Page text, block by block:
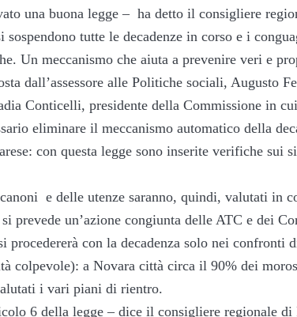
una buona legge – ha detto il consigliere
sospendono tutte le decadenze in corso e i
Un meccanismo che aiuta a prevenire veri e
dall’assessore alle Politiche sociali, Augusto
Conticelli, presidente della Commissione in
eliminare il meccanismo automatico della
con questa legge sono inserite verifiche
e delle utenze saranno, quindi, valutati in
prevede un’azione congiunta delle ATC e dei
procedererà con la decadenza solo nei confronti
colpevole): a Novara città circa il 90% dei
i vari piani di rientro.
6 della legge – dice il consigliere regionale